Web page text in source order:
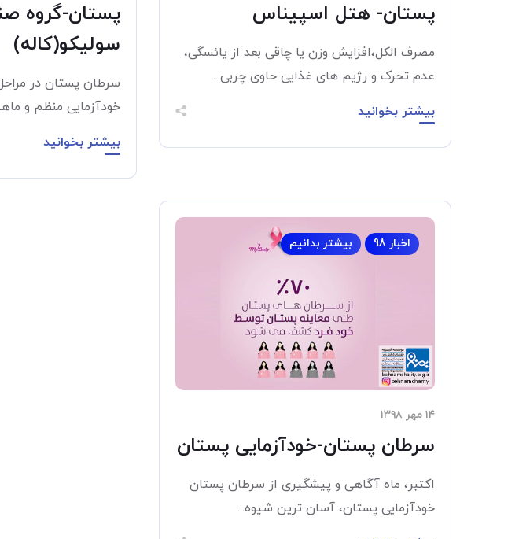
پستان- هتل اسپیناس
مصرف الکل،افزایش وزن یا چاقی بعد از یائسگی،
عدم تحرک و رژیم های غذایی حاوی چربی...
بیشتر بخوانید
پستان-گروه
سولیکو(کاله)
سرطان پستان در مراحل
خودآزمایی منظم و
بیشتر بخوانید
اخبار 98 بیشتر بدانیم
۱۴ مهر ۱۳۹۸
سرطان پستان-خودآزمایی پستان
اکتبر، ماه آگاهی و پیشگیری از سرطان پستان
خودآزمایی پستان، آسان ترین شیوه...